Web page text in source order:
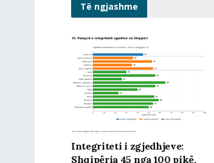
Të ngjashme
Integriteti i zgjedhjeve:
Shqipëria 45 nga 100 pikë.